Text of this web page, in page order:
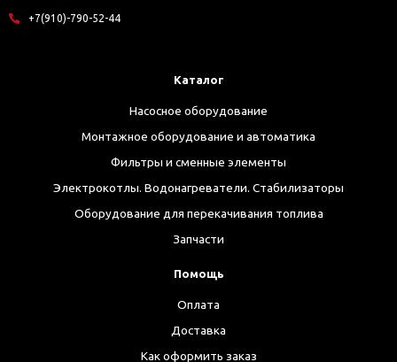
+7(910)-790-52-44
Каталог
Насосное оборудование
Монтажное оборудование и автоматика
Фильтры и сменные элементы
Электрокотлы. Водонагреватели. Стабилизаторы
Оборудование для перекачивания топлива
Запчасти
Помощь
Оплата
Доставка
Как оформить заказ